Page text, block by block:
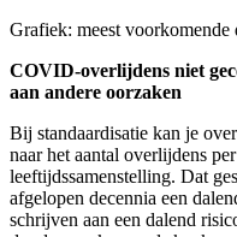
Grafiek: meest
COVID-overlijdens niet
aan andere oorzaken
Bij standaardisatie kan je
naar het aantal overlijdens
leeftijdssamenstelling. Dat
afgelopen decennia een
schrijven aan een dalend